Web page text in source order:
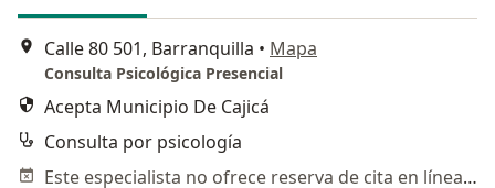
Calle 80 501, Barranquilla • Mapa
Consulta Psicológica Presencial
Acepta Municipio De Cajicá
Consulta por psicología
Este especialista no ofrece reserva de cita en línea en esta dirección.